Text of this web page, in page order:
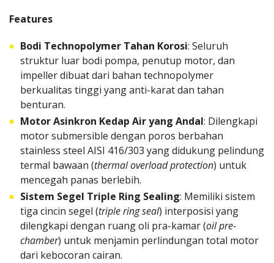
Features
Bodi Technopolymer Tahan Korosi: Seluruh
struktur luar bodi pompa, penutup motor, dan
impeller dibuat dari bahan technopolymer
berkualitas tinggi yang anti-karat dan tahan
benturan.
Motor Asinkron Kedap Air yang Andal: Dilengkapi
motor submersible dengan poros berbahan
stainless steel AISI 416/303 yang didukung pelindung
termal bawaan (thermal overload protection) untuk
mencegah panas berlebih.
Sistem Segel Triple Ring Sealing: Memiliki sistem
tiga cincin segel (triple ring seal) interposisi yang
dilengkapi dengan ruang oli pra-kamar (oil pre-
chamber) untuk menjamin perlindungan total motor
dari kebocoran cairan.